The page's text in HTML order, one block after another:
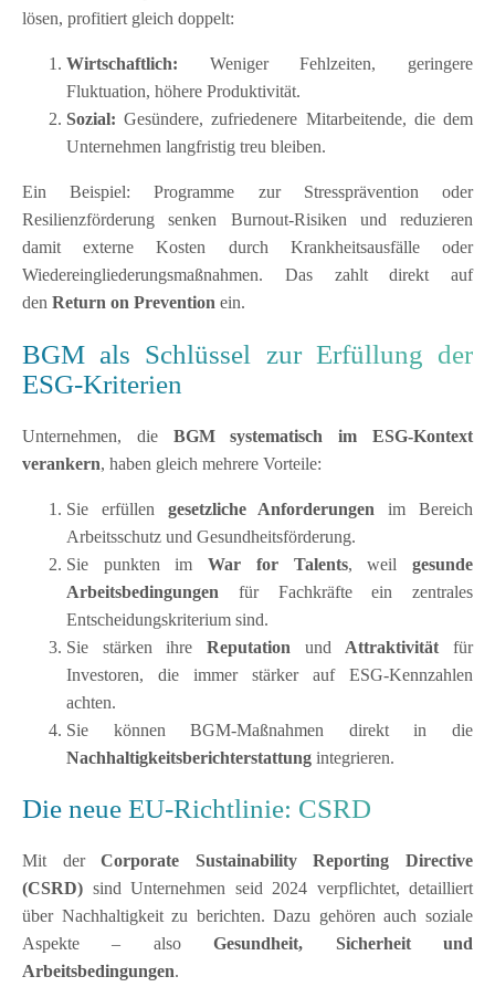
lösen, profitiert gleich doppelt:
Wirtschaftlich: Weniger Fehlzeiten, geringere
Fluktuation, höhere Produktivität.
Sozial: Gesündere, zufriedenere Mitarbeitende, die dem
Unternehmen langfristig treu bleiben.
Ein Beispiel: Programme zur Stressprävention oder
Resilienzförderung senken Burnout-Risiken und reduzieren
damit externe Kosten durch Krankheitsausfälle oder
Wiedereingliederungsmaßnahmen. Das zahlt direkt auf
den Return on Prevention ein.
BGM als Schlüssel zur Erfüllung der
ESG-Kriterien
Unternehmen, die BGM systematisch im ESG-Kontext
verankern, haben gleich mehrere Vorteile:
Sie erfüllen gesetzliche Anforderungen im Bereich
Arbeitsschutz und Gesundheitsförderung.
Sie punkten imWar for Talents, weilgesunde
Arbeitsbedingungen für Fachkräfte ein zentrales
Entscheidungskriterium sind.
Sie stärken ihre Reputation und Attraktivitätfür
Investoren, die immer stärker auf ESG-Kennzahlen
achten.
Sie können BGM-Maßnahmen direkt in die
Nachhaltigkeitsberichterstattung integrieren.
Die neue EU-Richtlinie: CSRD
Mit derCorporate Sustainability Reporting Directive
(CSRD) sind Unternehmen seid 2024 verpflichtet, detailliert
über Nachhaltigkeit zu berichten. Dazu gehören auch soziale
Aspekte – alsoGesundheit, Sicherheit und
Arbeitsbedingungen.